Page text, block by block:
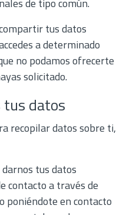
tus datos
a determinado
no podamos ofrecerte
solicitado.
tus datos
recopilar datos sobre ti,
tus datos
contacto a través de
poniéndote en contacto